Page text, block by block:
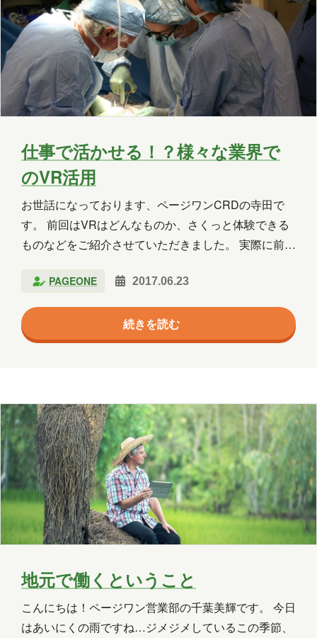
2025年5月 2025年4月
2025年3月
2025年2月
2025年1月
2024年12月
2024年11月
2024年10月
2024年9月
2024年8月
2024年7月
2024年6月
2024年2月
2023年11月
2023年10月
2023年7月
2023年6月
2023年5月
2023年2月
2023年1月
2018年8月
2017年10月
2017年9月
2017年8月
2017年7月
2017年6月
担当
八幡
台丸谷 平井
長崎
小山
横山 水野
PAGEONE
葛西 多田
吉田
仕事で活かせる！？様々な業界で
のVR活用
お世話になっております、ページワンCRDの寺田で
す。 前回はVRはどんなものか、さくっと体験できる
ものなどをご紹介させていただきました。 実際に前回
みたいという反応もいただけました。やはり、実際に
どんなものか知ってもらうというのが大事だなと実感
しました。 こんな自分の趣味まっしぐらでいいのかな
と思いますが、今日も少し違う視点からVRのお話を
どの没入感が挙げられます。 この没入感という特徴は
ゲーム…
PAGEONE 2017.06.23
続きを読む
地元で働くということ
こんにちは！ページワン営業部の千葉美輝です。 今日
はあいにくの雨ですね…ジメジメしているこの季節、